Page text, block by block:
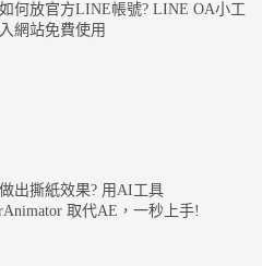
何放官方LINE帳號? LINE OA小工
網站免費使用
出撕紙效果? 用AI工具
取代AE，一秒上手!